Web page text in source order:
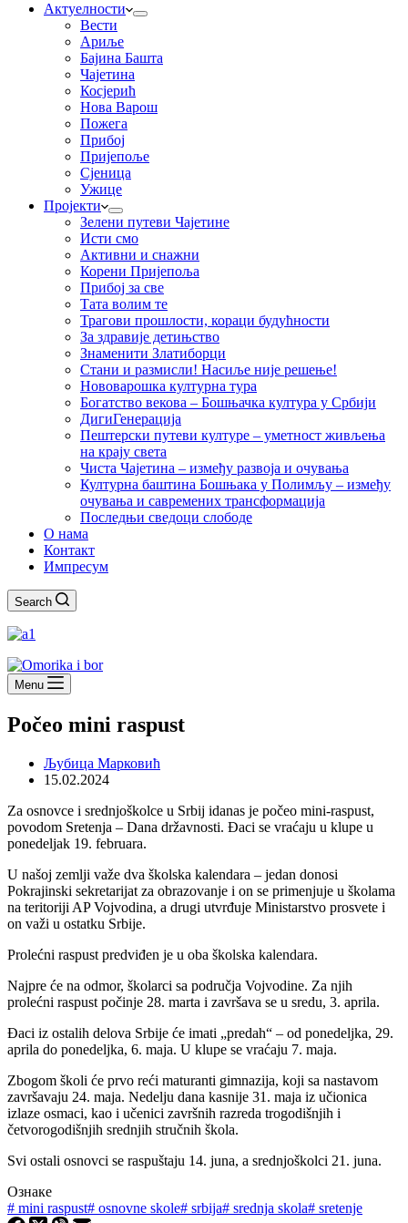
Актуелности
Вести
Ариље
Бајина Башта
Чајетина
Косјерић
Нова Варош
Пожега
Прибој
Пријепоље
Сјеница
Ужице
Пројекти
Зелени путеви Чајетине
Исти смо
Активни и снажни
Корени Пријепоља
Прибој за све
Тата волим те
Трагови прошлости, кораци будућности
За здравије детињство
Знаменити Златиборци
Стани и размисли! Насиље није решење!
Нововарошка културна тура
Богатство векова – Бошњачка култура у Србији
ДигиГенерација
Пештерски путеви културе – уметност живљења
на крају света
Чиста Чајетина – између развоја и очувања
Културна баштина Бошњака у Полимљу – између
очувања и савремених трансформација
Последњи сведоци слободе
О нама
Контакт
Импресум
Search
Menu
Počeo mini raspust
Љубица Марковић
15.02.2024
Zа osnovce i srednjoškolce u Srbij idanas je počeo mini-raspust,
povodom Sretenja – Dana državnosti. Đaci se vraćaju u klupe u
ponedeljak 19. februara.
U našoj zemlji važe dva školska kalendara – jedan donosi
Pokrajinski sekretarijat za obrazovanje i on se primenjuje u školama
na teritoriji AP Vojvodina, a drugi utvrđuje Ministarstvo prosvete i
on važi u ostatku Srbije.
Prolećni raspust predviđen je u oba školska kalendara.
Najpre će na odmor, školarci sa područja Vojvodine. Za njih
prolećni raspust počinje 28. marta i završava se u sredu, 3. aprila.
Đaci iz ostalih delova Srbije će imati „predah“ – od ponedeljka, 29.
aprila do ponedeljka, 6. maja. U klupe se vraćaju 7. maja.
Zbogom školi će prvo reći maturanti gimnazija, koji sa nastavom
završavaju 24. maja. Nedelju dana kasnije 31. maja iz učionica
izlaze osmaci, kao i učenici završnih razreda trogodišnjih i
četvorogodišnjih srednjih stručnih škola.
Svi ostali osnovci se raspuštaju 14. juna, a srednjoškolci 21. juna.
Ознаке
# mini raspust# osnovne skole# srbija# srednja skola# sretenje